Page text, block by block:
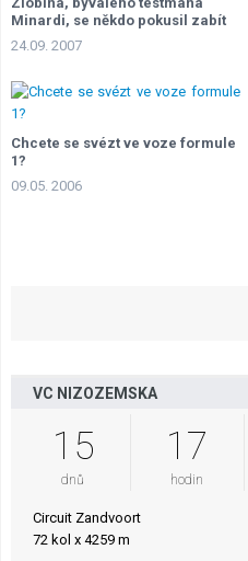
Minardi, se někdo pokusil zabít
24.09. 2007
Chcete se svézt ve voze formule
1?
09.05. 2006
VC NIZOZEMSKA
15
dnů
17
hodin
Circuit Zandvoort
72 kol x 4259 m